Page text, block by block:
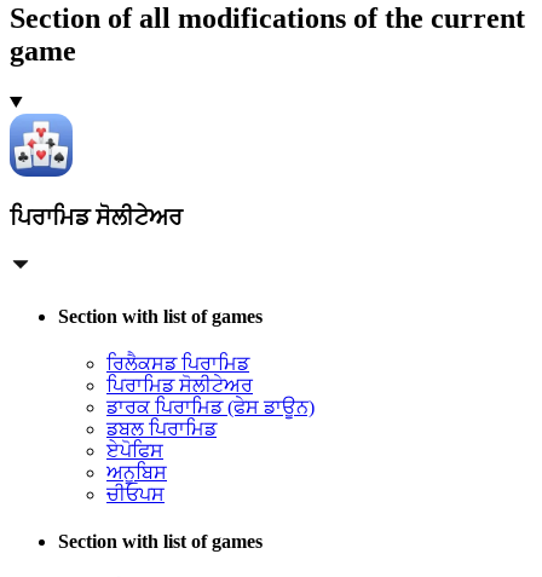
Section of all modifications of the current
game
ਪਿਰਾਮਿਡ ਸੋਲੀਟੇਅਰ
Section with list of games
ਰਿਲੈਕਸਡ ਪਿਰਾਮਿਡ
ਪਿਰਾਮਿਡ ਸੋਲੀਟੇਅਰ
ਡਾਰਕ ਪਿਰਾਮਿਡ (ਫੇਸ ਡਾਊਨ)
ਡਬਲ ਪਿਰਾਮਿਡ
ਏਪੋਫਿਸ
ਅਨੂਬਿਸ
ਚੀਓਪਸ
Section with list of games